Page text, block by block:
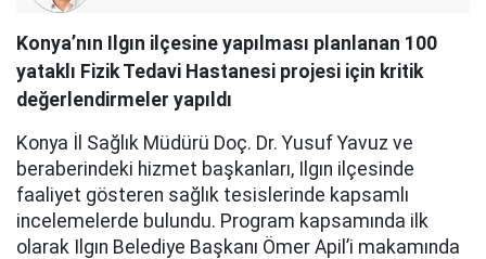
Konya’nın Ilgın ilçesine yapılması planlanan 100
yataklı Fizik Tedavi Hastanesi projesi için kritik
değerlendirmeler yapıldı
Konya İl Sağlık Müdürü Doç. Dr. Yusuf Yavuz ve
beraberindeki hizmet başkanları, Ilgın ilçesinde
faaliyet gösteren sağlık tesislerinde kapsamlı
incelemelerde bulundu. Program kapsamında ilk
olarak Ilgın Belediye Başkanı Ömer Apil’i makamında